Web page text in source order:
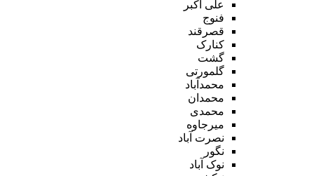
علی اکبر
فنوج
قصرقند
کنارک
گشت
گلمورتی
محمدآباد
محمدان
محمدی
میرجاوه
نصرت آباد
نگور
نوک آباد